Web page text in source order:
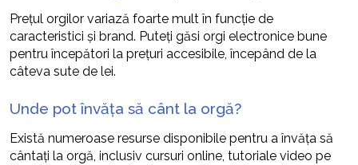
Prețul orgilor variază foarte mult în funcție de
caracteristici și brand. Puteți găsi orgi electronice bune
pentru începători la prețuri accesibile, începând de la
câteva sute de lei.
Unde pot învăța să cânt la orgă?
Există numeroase resurse disponibile pentru a învăța să
cântați la orgă, inclusiv cursuri online, tutoriale video pe